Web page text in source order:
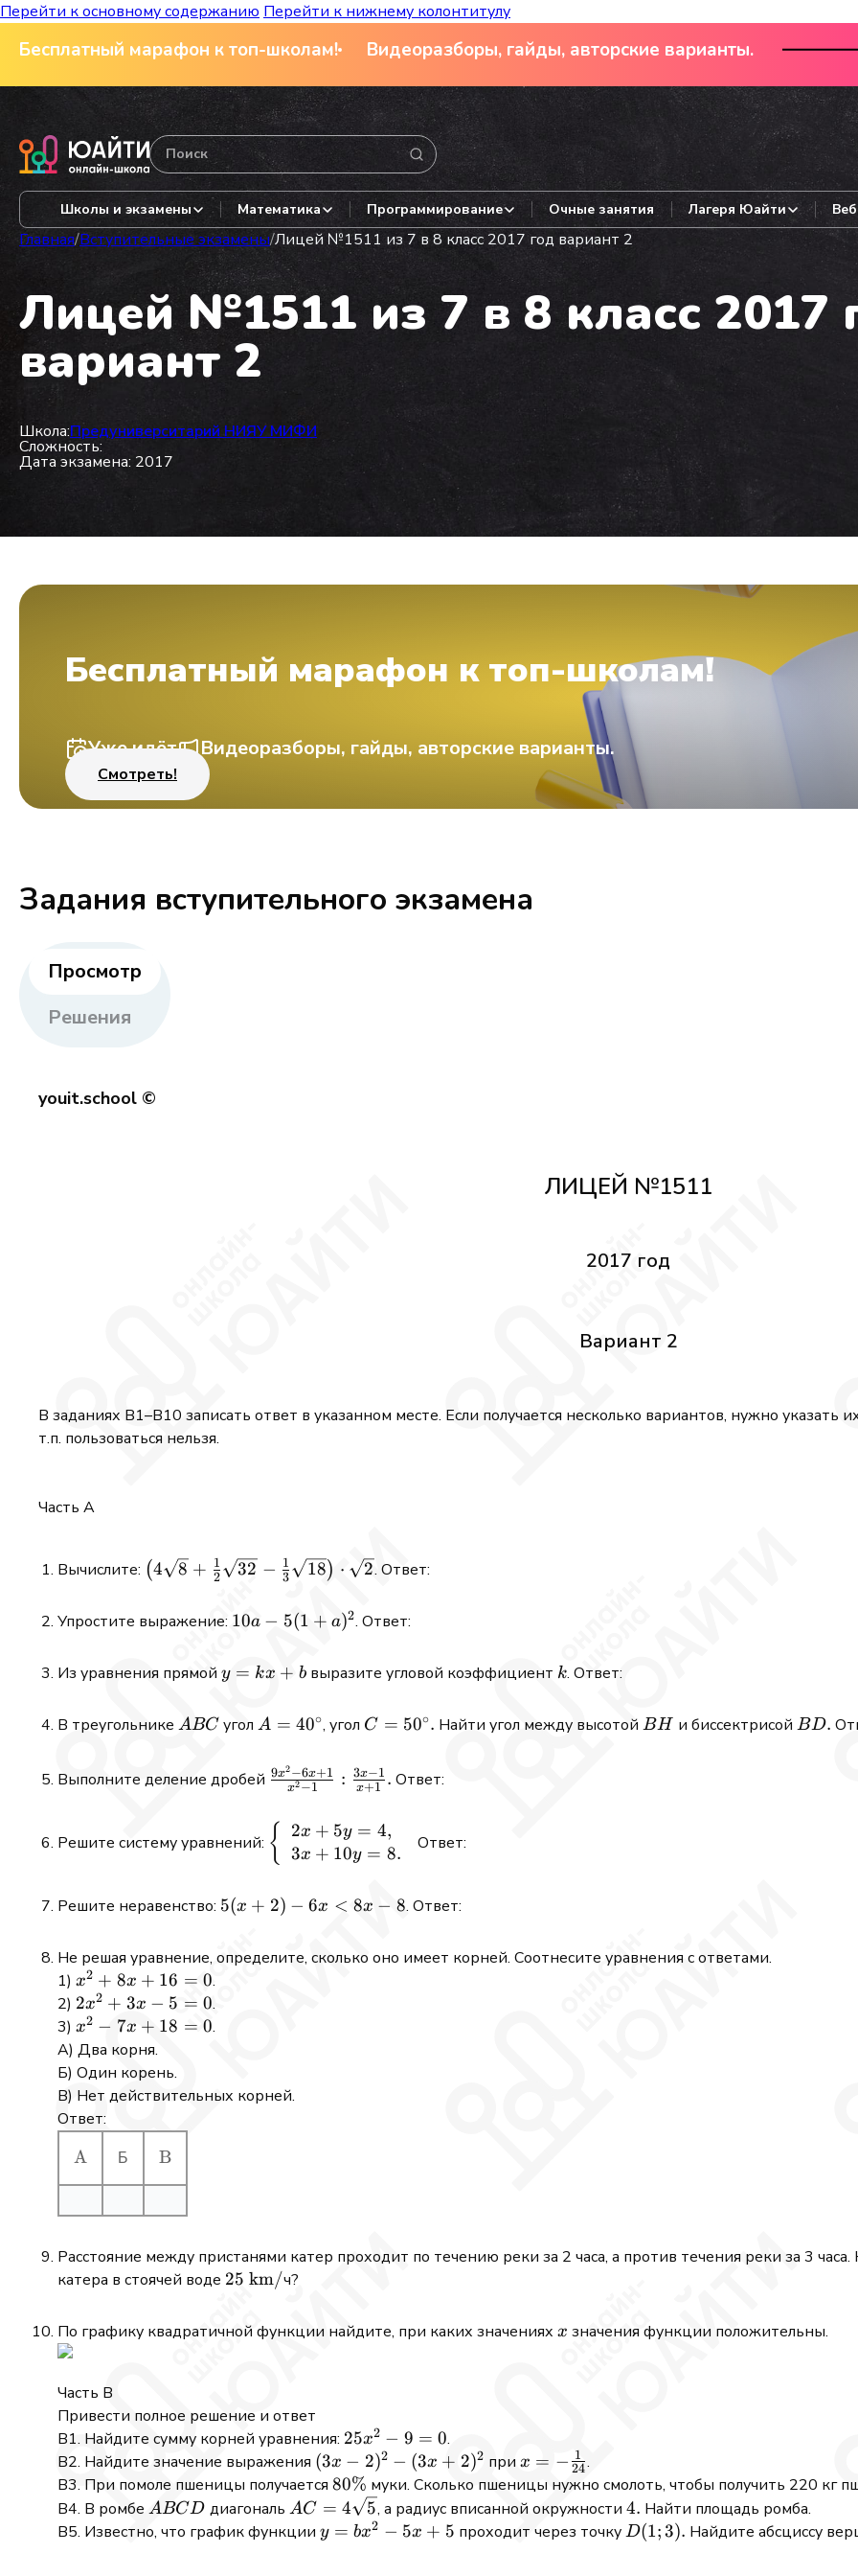
Перейти к основному содержанию Перейти к нижнему колонтитулу
Бесплатный марафон к топ-школам! Видеоразборы, гайды, авторские варианты.
Школы и экзамены Математика Программирование Очные занятия Лагеря Юайти
Главная/Вступительные экзамены/Лицей №1511 из 7 в 8 класс 2017 год вариант 2
Лицей №1511 из 7 в 8 класс 2017
вариант 2
Школа:Предуниверситарий НИЯУ МИФИ
Сложность:
Дата экзамена: 2017
Бесплатный марафон к топ-школам!
Уже идёт Видеоразборы, гайды, авторские варианты.
Смотреть!
Задания вступительного экзамена
Просмотр
Решения
youit.school ©
ЛИЦЕЙ №1511
2017 год
Вариант 2
В заданиях B1–B10 записать ответ в указанном месте. Если получается несколько вариантов, нужно указать
т.п. пользоваться нельзя.
Часть А
Вычислите: \left(4
{2} \sqrt{32}-
\frac{1}{3}
\cdot \sqrt{2}
(4 8 + 2
1 32 − 3
1 18) ⋅ 2. Ответ:
Упростите выражение: 10 a-
10a − 5(1 + a)2. Ответ:
Из уравнения прямой y=k
y = kx + bвыразите угловой коэффициент k
k. Ответ:
В треугольнике A
ABC уголA=40^{\circ}
A = 40∘, угол C=50^{\circ}
C = 50∘. Найти угол между высотойB
BH и биссектрисой B
BD.
Выполните деление дробей \frac{9
x^{2}-6
x+1}
{x^{2}-1}:
\frac{3 x-
x2−1
9x2−6x+1 : x+1
3x−1 . Ответ:
Решите систему уравнений:
\left\
{\begin{array}{l}2
x+10 y=8
.\end{array}\right.
{ 2x + 5y = 4,
3x + 10y = 8. Ответ:
Решите неравенство: 5(x+2)-6
5(x + 2) − 6x < 8x − 8. Ответ:
Не решая уравнение, определите, сколько оно имеет корней. Соотнесите уравнения с ответами.
1) x^{2}+8
x+16=0
x2 + 8x + 16 = 0.
2) 2
x^{2}+3
x-5=0
2x2 + 3x − 5 = 0.
3) x^{2}-7
x+18=0
x2 − 7x + 18 = 0.
А) Два корня.
Б) Один корень.
В) Нет действительных корней.
Ответ:
\mathrm{A}
A Б \mathrm{B}
B
Расстояние между пристанями катер проходит по течению реки за 2 часа, а против течения реки за 3 часа.
катера в стоячей воде 25
25 km/ч?
По графику квадратичной функции найдите, при каких значениях x
x значения функции положительны.
Часть В
Привести полное решение и ответ
В1. Найдите сумму корней уравнения: 25
x^{2}-9=0
25x2 − 9 = 0.
В2. Найдите значение выражения (3 x-
2)^{2}-(3
x+2)^{2}
(3x − 2)2 − (3x + 2)2 приx=-
\frac{1}
{24}
x = − 24
1 .
В3. При помоле пшеницы получается 80
\%
80% муки. Сколько пшеницы нужно смолоть, чтобы получить 220 кг
В4. В ромбе A
B
A BCD диагональ A C=4
\sqrt{5}
AC = 4 5, а радиус вписанной окружности4
.
4. Найти площадь ромба.
В5. Известно, что график функции y=b
y = bx2 − 5x + 5 проходит через точкуD(1
D(1;3). Найдите абсциссу